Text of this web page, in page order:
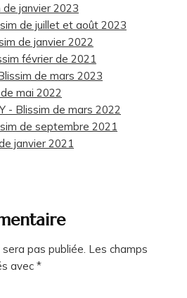
janvier 2023
de juillet et août 2023
de janvier 2022
février de 2021
de mars 2023
mai 2022
- Blissim de mars 2022
de septembre 2021
janvier 2021
pas publiée. Les champs
avec *